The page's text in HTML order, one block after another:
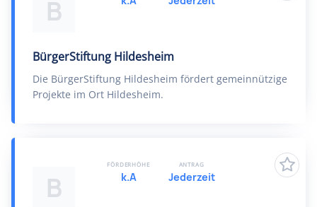
B
BürgerStiftung Hildesheim
Die BürgerStiftung Hildesheim fördert gemeinnützige
Projekte im Ort Hildesheim.
B
FÖRDERHÖHE
k.A
ANTRAG
Jederzeit